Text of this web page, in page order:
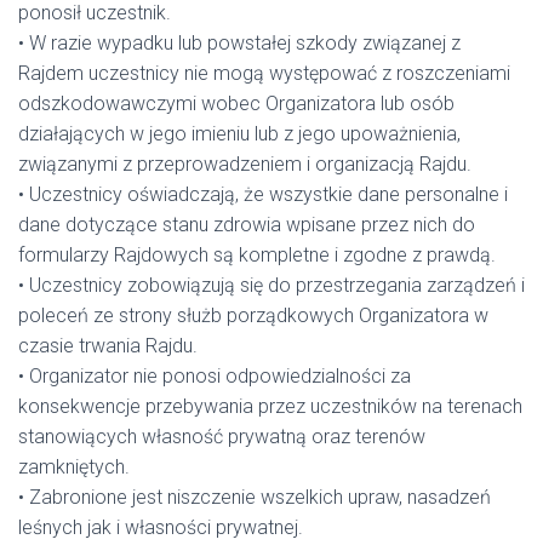
ponosił uczestnik.
• W razie wypadku lub powstałej szkody związanej z
Rajdem uczestnicy nie mogą występować z roszczeniami
odszkodowawczymi wobec Organizatora lub osób
działających w jego imieniu lub z jego upoważnienia,
związanymi z przeprowadzeniem i organizacją Rajdu.
• Uczestnicy oświadczają, że wszystkie dane personalne i
dane dotyczące stanu zdrowia wpisane przez nich do
formularzy Rajdowych są kompletne i zgodne z prawdą.
• Uczestnicy zobowiązują się do przestrzegania zarządzeń i
poleceń ze strony służb porządkowych Organizatora w
czasie trwania Rajdu.
• Organizator nie ponosi odpowiedzialności za
konsekwencje przebywania przez uczestników na terenach
stanowiących własność prywatną oraz terenów
zamkniętych.
• Zabronione jest niszczenie wszelkich upraw, nasadzeń
leśnych jak i własności prywatnej.